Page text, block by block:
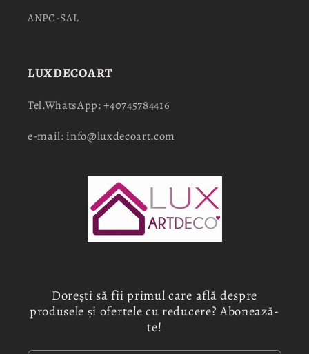
ANPC-SAL
LUXDECOART
Tel.WhatsApp: +40745784416
e-mail: info@luxdecoart.com
Dorești să fii primul care află despre
produsele și ofertele cu reducere? Abonează-
te!